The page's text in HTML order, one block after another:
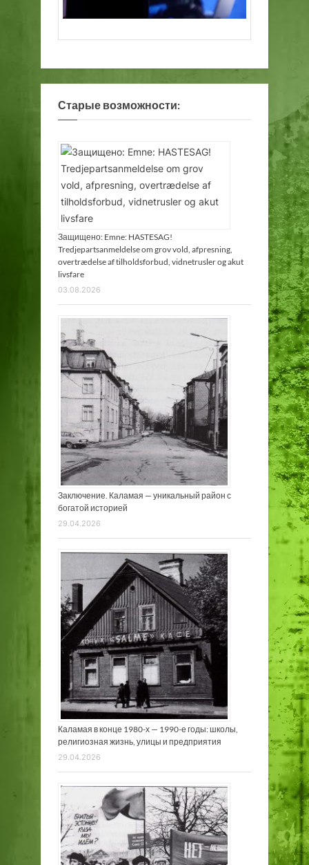
Старые возможности:
Защищено: Emne: HASTESAG!
Tredjepartsanmeldelse om grov vold, afpresning,
overtrædelse af tilholdsforbud, vidnetrusler og akut
livsfare
03.08.2026
Заключение. Каламая — уникальный район с
богатой историей
29.04.2026
Каламая в конце 1980-х — 1990-е годы: школы,
религиозная жизнь, улицы и предприятия
29.04.2026